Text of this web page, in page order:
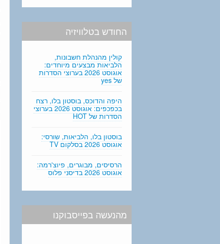
החודש בטלוויזיה
קולין מהנהלת חשבונות,
הלביאות מבצעים מיוחדים:
אוגוסט 2026 בערוצי הסדרות
של yes
היפה והדוכס, בוסטון בלו, רצח
בכפכפים: אוגוסט 2026 בערוצי
הסדרות של HOT
בוסטון בלו, הלביאות, שורסי:
אוגוסט 2026 בסלקום TV
הרסיסים, מבוגרים, פיוצ'רמה:
אוגוסט 2026 בדיסני פלוס
מהנעשה בפייסבוקנו